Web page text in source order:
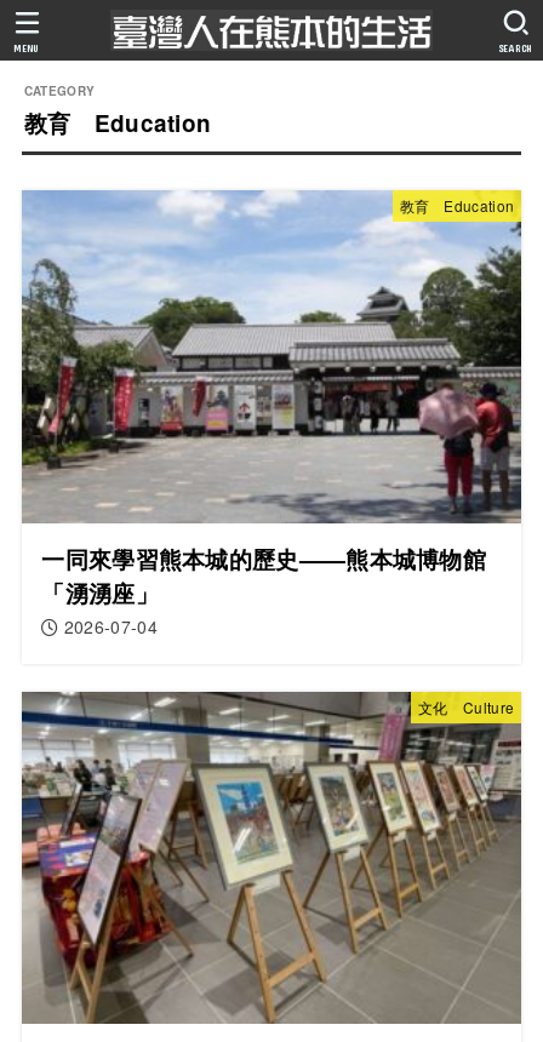
SEARCH
MENU
教育 Education
教育 Education
一同來學習熊本城的歷史——熊本城博物館
「湧湧座」
2026-07-04
文化 Culture